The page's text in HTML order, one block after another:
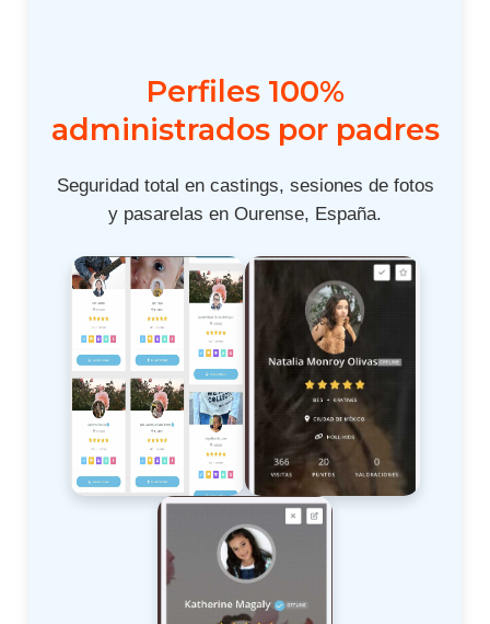
Perfiles 100%
administrados por padres
Seguridad total en castings, sesiones de fotos
y pasarelas en Ourense, España.